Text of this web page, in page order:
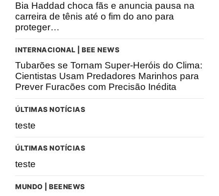
Bia Haddad choca fãs e anuncia pausa na
carreira de tênis até o fim do ano para
proteger…
INTERNACIONAL | BEE NEWS
Tubarões se Tornam Super-Heróis do Clima:
Cientistas Usam Predadores Marinhos para
Prever Furacões com Precisão Inédita
ÚLTIMAS NOTÍCIAS
teste
ÚLTIMAS NOTÍCIAS
teste
MUNDO | BEENEWS